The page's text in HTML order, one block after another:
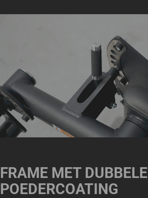
FRAME MET DUBBELE
POEDERCOATING